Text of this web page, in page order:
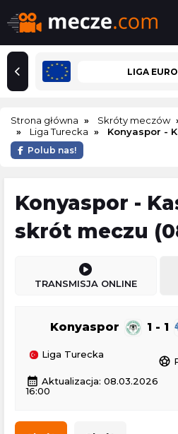
LIGA
Strona główna Skróty meczów
Liga Turecka
Konyaspor -
Polub nas!
Konyaspor -
skrót meczu
TRANSMISJA ONLINE
Konyaspor 1 - 1
Liga Turecka
sports_soccer
calendar_month Aktualizacja: 08.03.2026
16:00